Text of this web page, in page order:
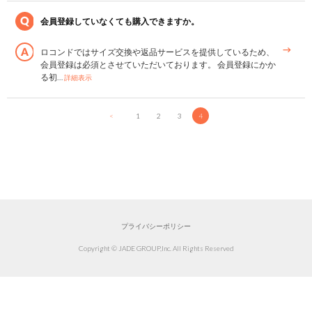
会員登録していなくても購入できますか。
ロコンドではサイズ交換や返品サービスを提供しているため、
会員登録は必須とさせていただいております。 会員登録にかか
る初…詳細表示
< 1 2 3 4
プライバシーポリシー
Copyright © JADE GROUP,Inc. All Rights Reserved